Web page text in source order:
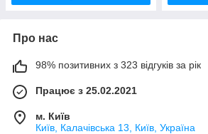
Про нас
98% позитивних з 323 відгуків за рік
Працює з 25.02.2021
м. Київ
Київ, Калачівська 13, Київ, Україна